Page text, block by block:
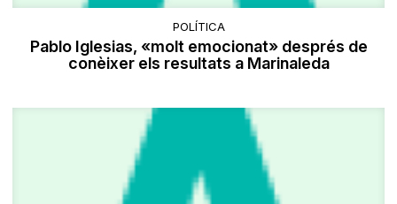
POLÍTICA
Pablo Iglesias, «molt emocionat» després de
conèixer els resultats a Marinaleda